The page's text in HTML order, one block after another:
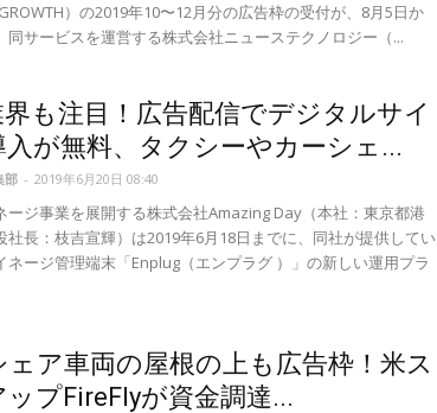
）の2019年10〜12月分の広告枠の受付が、8月5日か
同サービスを運営する株式会社ニューステクノロジー（...
界も注目！広告配信でデジタルサイ
入が無料、タクシーやカーシェ...
部 - 2019年6月20日 08:40
ージ事業を展開する株式会社Amazing Day（本社：東京都港
社長：枝吉宣輝）は2019年6月18日までに、同社が提供してい
ネージ管理端末「Enplug（エンプラグ ）」の新しい運用プラ
ェア車両の屋根の上も広告枠！米ス
ップFireFlyが資金調達...